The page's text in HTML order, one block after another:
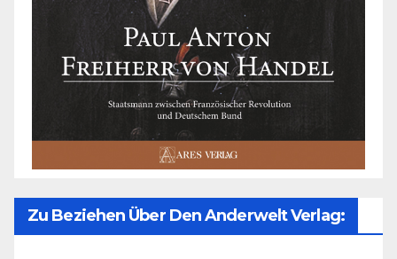
Zu Beziehen Über Den Anderwelt Verlag: